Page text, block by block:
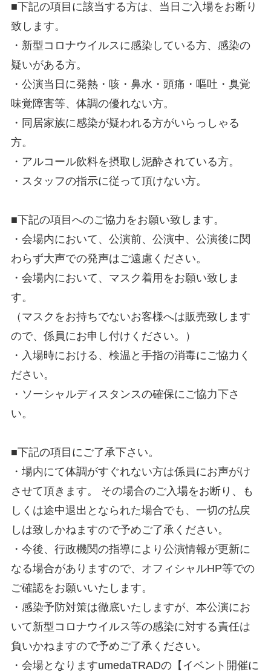
■下記の項目に該当する方は、当日ご入場をお断り
致します。
・新型コロナウイルスに感染している方、感染の
疑いがある方。
・公演当日に発熱・咳・鼻水・頭痛・嘔吐・臭覚
味覚障害等、体調の優れない方。
・同居家族に感染が疑われる方がいらっしゃる
方。
・アルコール飲料を摂取し泥酔されている方。
・スタッフの指示に従って頂けない方。
■下記の項目へのご協力をお願い致します。
・会場内において、公演前、公演中、公演後に関
わらず大声での発声はご遠慮ください。
・会場内において、マスク着用をお願い致しま
す。
（マスクをお持ちでないお客様へは販売致します
ので、係員にお申し付けください。）
・入場時における、検温と手指の消毒にご協力く
ださい。
・ソーシャルディスタンスの確保にご協力下さ
い。
■下記の項目にご了承下さい。
・場内にて体調がすぐれない方は係員にお声がけ
させて頂きます。 その場合のご入場をお断り、も
しくは途中退出となられた場合でも、一切の払戻
しは致しかねますので予めご了承ください。
・今後、行政機関の指導により公演情報が更新に
なる場合がありますので、オフィシャルHP等での
ご確認をお願いいたします。
・感染予防対策は徹底いたしますが、本公演にお
いて新型コロナウイルス等の感染に対する責任は
負いかねますので予めご了承ください。
・会場となりますumedaTRADの【イベント開催に